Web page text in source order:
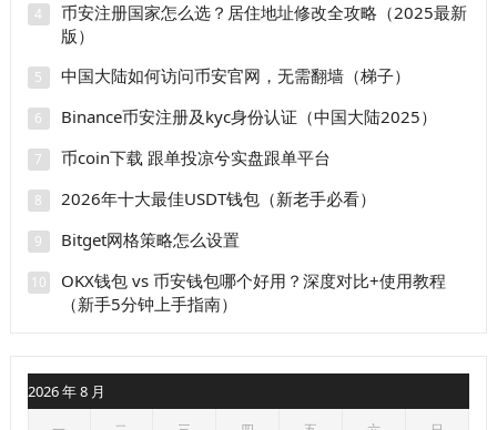
4
币安注册国家怎么选？居住地址修改全攻略（2025最新
版）
5 中国大陆如何访问币安官网，无需翻墙（梯子）
6 Binance币安注册及kyc身份认证（中国大陆2025）
7 币coin下载 跟单投凉兮实盘跟单平台
8 2026年十大最佳USDT钱包（新老手必看）
9 Bitget网格策略怎么设置
10
OKX钱包 vs 币安钱包哪个好用？深度对比+使用教程
（新手5分钟上手指南）
2026 年 8 月